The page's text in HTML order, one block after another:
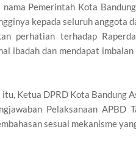
nama Pemerintah Kota
kepada seluruh anggota
perhatian terhadap
ibadah dan mendapat
itu, Ketua DPRD Kota Bandung
Pelaksanaan
sesuai mekanisme